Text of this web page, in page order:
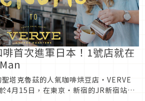
首次進軍日本！1號店就在
塔克魯茲的人氣咖啡烘豆店・VERVE
4月15日，在東京・新宿的JR新宿站新